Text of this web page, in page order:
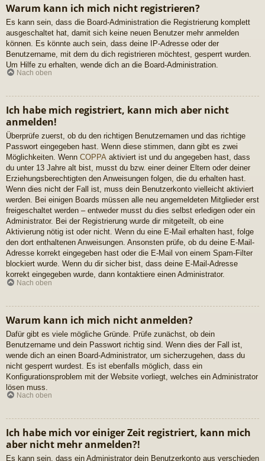
Warum kann ich mich nicht registrieren?
Es kann sein, dass die Board-Administration die Registrierung komplett
ausgeschaltet hat, damit sich keine neuen Benutzer mehr anmelden
können. Es könnte auch sein, dass deine IP-Adresse oder der
Benutzername, mit dem du dich registrieren möchtest, gesperrt wurden.
Um Hilfe zu erhalten, wende dich an die Board-Administration.
Nach oben
Ich habe mich registriert, kann mich aber nicht
anmelden!
Überprüfe zuerst, ob du den richtigen Benutzernamen und das richtige
Passwort eingegeben hast. Wenn diese stimmen, dann gibt es zwei
Möglichkeiten. Wenn COPPA aktiviert ist und du angegeben hast, dass
du unter 13 Jahre alt bist, musst du bzw. einer deiner Eltern oder deiner
Erziehungsberechtigten den Anweisungen folgen, die du erhalten hast.
Wenn dies nicht der Fall ist, muss dein Benutzerkonto vielleicht aktiviert
werden. Bei einigen Boards müssen alle neu angemeldeten Mitglieder erst
freigeschaltet werden – entweder musst du dies selbst erledigen oder ein
Administrator. Bei der Registrierung wurde dir mitgeteilt, ob eine
Aktivierung nötig ist oder nicht. Wenn du eine E-Mail erhalten hast, folge
den dort enthaltenen Anweisungen. Ansonsten prüfe, ob du deine E-Mail-
Adresse korrekt eingegeben hast oder die E-Mail von einem Spam-Filter
blockiert wurde. Wenn du dir sicher bist, dass deine E-Mail-Adresse
korrekt eingegeben wurde, dann kontaktiere einen Administrator.
Nach oben
Warum kann ich mich nicht anmelden?
Dafür gibt es viele mögliche Gründe. Prüfe zunächst, ob dein
Benutzername und dein Passwort richtig sind. Wenn dies der Fall ist,
wende dich an einen Board-Administrator, um sicherzugehen, dass du
nicht gesperrt wurdest. Es ist ebenfalls möglich, dass ein
Konfigurationsproblem mit der Website vorliegt, welches ein Administrator
lösen muss.
Nach oben
Ich habe mich vor einiger Zeit registriert, kann mich
aber nicht mehr anmelden?!
Es kann sein, dass ein Administrator dein Benutzerkonto aus verschieden